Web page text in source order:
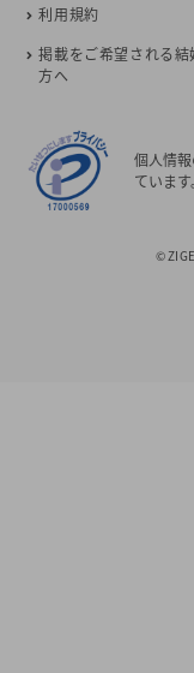
利用規約
掲載をご希望される結
方へ
個人情
ています。
©